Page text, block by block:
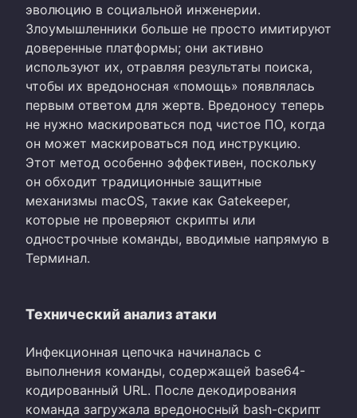
эволюцию в социальной инженерии.
Злоумышленники больше не просто имитируют
доверенные платформы; они активно
используют их, отравляя результаты поиска,
чтобы их вредоносная «помощь» появлялась
первым ответом для жертв. Вредоносу теперь
не нужно маскироваться под чистое ПО, когда
он может маскироваться под инструкцию.
Этот метод особенно эффективен, поскольку
он обходит традиционные защитные
механизмы macOS, такие как Gatekeeper,
которые не проверяют скрипты или
однострочные команды, вводимые напрямую в
Терминал.
Технический анализ атаки
Инфекционная цепочка начиналась с
выполнения команды, содержащей base64-
кодированный URL. После декодирования
команда загружала вредоносный bash-скрипт